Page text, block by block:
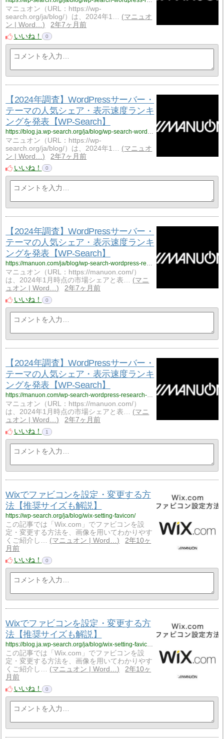
マニュオン（URL：https://wp-
search.org/ja/blog/）は、2024年1…
マニュオ
ン | Word…
2年7ヶ月前
いいね！
0
【2024年調査】WordPressサーバー・
テーマの人気シェア・表示速度ランキ
ングを発表【WP-Search】
https://blog.ja.wp-search.org/ja/blog/wp-search-wordpress-research-2024/
マニュオン（URL：https://wp-
search.org/ja/blog/）は、2024年1…
マニュオ
ン | Word…
2年7ヶ月前
いいね！
0
【2024年調査】WordPressサーバー・
テーマの人気シェア・表示速度ランキ
ングを発表【WP-Search】
https://manuon.com/ja/blog/wp-search-wordpress-research-2024/
マニュオン（URL：https://manuon.com/）
は、2024年1月時点の市場シェアと表…
マニ
ュオン | Word…
2年7ヶ月前
いいね！
0
【2024年調査】WordPressサーバー・
テーマの人気シェア・表示速度ランキ
ングを発表【WP-Search】
https://manuon.com/wp-search-wordpress-research-2024/
マニュオン（URL：https://manuon.com/）
は、2024年1月時点の市場シェアと表…
マニ
ュオン | Word…
2年7ヶ月前
いいね！
1
Wixでファビコンを設定・変更する方
法【推奨サイズも解説】
https://wp-search.org/ja/blog/wix-setting-favicon/
この記事では「Wix.com」でファビコンを設
定・変更する方法を、画像を用いてわかりやす
くご紹介し…
マニュオン | Word…
2年10ヶ
月前
いいね！
0
Wixでファビコンを設定・変更する方
法【推奨サイズも解説】
https://blog.ja.wp-search.org/ja/blog/wix-setting-favicon/
この記事では「Wix.com」でファビコンを設
定・変更する方法を、画像を用いてわかりやす
くご紹介し…
マニュオン | Word…
2年10ヶ
月前
いいね！
0